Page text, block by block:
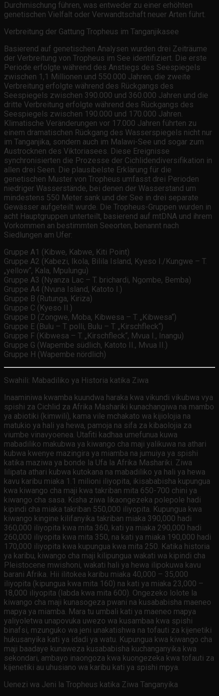
Durchmischung führen, was entweder zu einer erhöhten
genetischen Vielfalt oder Verwandtschaft neuer Arten führt.
Verbreitung der Gattung Tropheus im Tanganjikasee
Basierend auf genetischen Analysen wurden drei Zeiträume
der Verbreitung von Tropheus im See identifiziert. Die erste
Periode erfolgte während des Anstiegs des Seespiegels
zwischen 1,1 Millionen und 550.000 Jahren, die zweite
Verbreitung erfolgte während des Rückgangs des
Seespiegels zwischen 390.000 und 360.000 Jahren und die
dritte Verbreitung erfolgte während des Rückgangs des
Seespiegels zwischen 190.000 und 170.000 Jahren.
Klimatische Veränderungen vor 17.000 Jahren führten zu
einem dramatischen Rückgang des Wasserspiegels nicht nur
im Tanganjika, sondern auch im Malawi-See und sogar zum
Austrocknen des Viktoriasees. Diese Ereignisse
synchronisierten die Prozesse der Cichlidendiversifikation in
allen drei Seen. Die plausibelste Erklärung für die
genetischen Muster von Tropheus umfasst drei Perioden
niedriger Wasserstände, bei denen der Wasserstand um
mindestens 550 Meter sank und der See in drei separate
Gewässer aufgeteilt wurde. Die Tropheus-Gruppen wurden in
acht Hauptgruppen unterteilt, basierend auf mtDNA und ihrem
Vorkommen an bestimmten Seeorten, benannt nach
Siedlungen am Ufer:
Gruppe A1 (Kibwe, Kabwe, Kiti Point)
Gruppe A2 (Kabezi, Ikola, Bilila Island, Kyeso I./Kungwe – T.
„yellow“, Kala, Mpulungu)
Gruppe A3 (Nyanza Lac – T. brichardi, Ngombe, Bemba)
Gruppe A4 (Nvuna Island, Katoto I.)
Gruppe B (Rutunga, Kiriza)
Gruppe C (Kyeso II.)
Gruppe D (Zongwe, Moba, Kibwesa – T. „Kibwesa“)
Gruppe E (Bulu – T. polli, Bulu – T. „Kirschfleck“)
Gruppe F (Kibwesa – T. „Kirschfleck“, Mvua I., Inangu)
Gruppe G (Wapembe südlich, Katoto II., Mvua II.)
Gruppe H (Wapembe nördlich)
Swahili: Mabadiliko ya Historia katika Ziwa
Inaaminiwa kwamba kuundwa haraka kwa vikundi vikubwa vya
spishi za Cichlid za Afrika Mashariki kunachangiwa na mambo
ya abiotiki (kimwili), kama vile mchakato wa kijiolojia na
matukio ya hali ya hewa, pamoja na sifa za kibaolojia za
viumbe vinavyoenea. Utafiti kadhaa umefunua kuwa
mabadiliko makubwa ya kiwango cha maji yalikuwa na athari
kubwa kwenye mazingira ya miamba na jumuiya ya spishi
katika maziwa ya bonde la Ufa la Afrika Mashariki. Ziwa
lilipata athari kubwa kutokana na mabadiliko ya hali ya hewa
kavu karibu miaka 1.1 milioni iliyopita, ikisababisha kupungua
kwa kiwango cha maji kwa takriban mita 650-700 chini ya
kiwango cha sasa. Kisha ziwa likaongezeka polepole hadi
kipindi cha miaka takriban 550,000 iliyopita. Kupungua kwa
kiwango kingine kilifanyika takriban miaka 390,000 hadi
360,000 iliyopita kwa mita 360, kati ya miaka 290,000 hadi
260,000 iliyopita kwa mita 350, na kati ya miaka 190,000 hadi
170,000 iliyopita kwa kupungua kwa mita 250. Katika historia
ya karibu, kiwango cha maji kilipungua wakati wa kipindi cha
Pleistocene mwishoni, wakati hali ya hewa ilipokuwa kavu
barani Afrika. Hii ilitokea karibu miaka 40,000 – 35,000
iliyopita (kipungua kwa mita 160) na kati ya miaka 23,000 –
18,000 iliyopita (labda kwa mita 600). Ongezeko lolote la
kiwango cha maji kunasogeza pwani na kusababisha maeneo
mapya ya miamba. Mara tu umbali kati ya maeneo mapya
yaliyoletwa unapovuka uwezo wa kusambaa kwa spishi
binafsi, mzunguko wa jeni unakatishwa na tofauti za kijenetiki
hukusanyika kati ya idadi ya watu. Kupungua kwa kiwango cha
maji baadaye kunaweza kusababisha kuchanganyika kwa
sekondari, ambayo inaongoza kwa kuongezeka kwa tofauti za
kijenetiki au uhusiano wa karibu kati ya spishi mpya.
Uenezi wa Jeni la Tropheus katika Ziwa Tanganyika